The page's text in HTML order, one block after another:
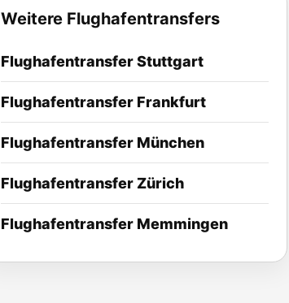
Weitere Flughafentransfers
Flughafentransfer Stuttgart
Flughafentransfer Frankfurt
Flughafentransfer München
Flughafentransfer Zürich
Flughafentransfer Memmingen